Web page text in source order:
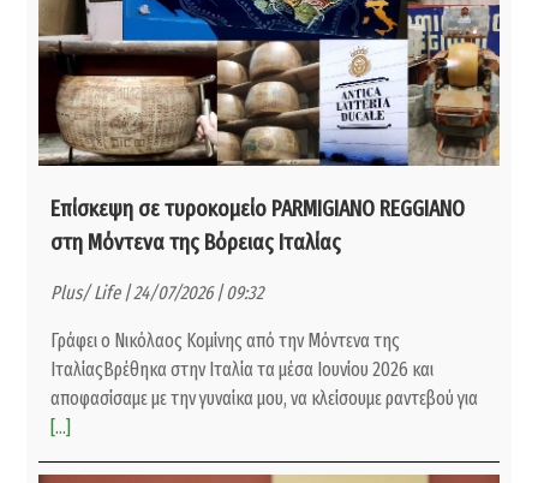
Επίσκεψη σε τυροκομείο PARMIGIANO REGGIANO
στη Μόντενα της Βόρειας Ιταλίας
Plus/ Life | 24/07/2026 | 09:32
Γράφει ο Νικόλαος Κομίνης από την Μόντενα της
ΙταλίαςΒρέθηκα στην Ιταλία τα μέσα Ιουνίου 2026 και
αποφασίσαμε με την γυναίκα μου, να κλείσουμε ραντεβού για
[...]